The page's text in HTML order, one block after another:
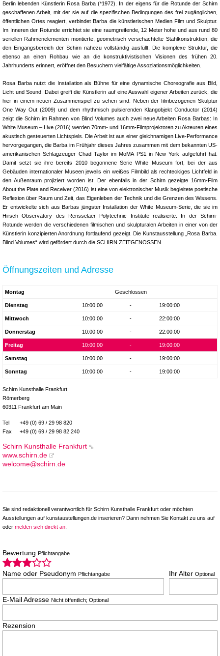
Berlin lebenden Künstlerin Rosa Barba (*1972). In der eigens für die Rotunde der Schirn
geschaffenen Arbeit, mit der sie auf die spezifischen Bedingungen des frei zugänglichen,
öffentlichen Ortes reagiert, verbindet Barba die künstlerischen Medien Film und Skulptur.
Im Inneren der Rotunde errichtet sie eine raumgreifende, 12 Meter hohe und aus rund 80
seriellen Rahmenelementen montierte, geometrisch verschachtelte Stahlkonstruktion, die
den Eingangsbereich der Schirn nahezu vollständig ausfüllt. Die komplexe Struktur, die
ebenso an einen Rohbau wie an die konstruktivistischen Visionen des frühen 20.
Jahrhunderts erinnert, eröffnet den Besuchern vielfältige Assoziationsmöglichkeiten.
Rosa Barba nutzt die Installation als Bühne für eine dynamische Choreografie aus Bild,
Licht und Sound. Dabei greift die Künstlerin auf eine Auswahl eigener Arbeiten zurück, die
hier in einem neuen Zusammenspiel zu sehen sind. Neben der filmbezogenen Skulptur
One Way Out (2009) und dem rhythmisch pulsierenden Klangobjekt Conductor (2014)
zeigt die Schirn im Rahmen von Blind Volumes auch zwei neue Arbeiten Rosa Barbas: In
White Museum – Live (2016) werden 70mm- und 16mm-Filmprojektoren zu Akteuren eines
akustisch gesteuerten Lichtspiels. Die Arbeit ist aus einer gleichnamigen Live-Performance
hervorgegangen, die Barba im Frühjahr dieses Jahres zusammen mit dem bekannten US-
amerikanischen Schlagzeuger Chad Taylor im MoMA PS1 in New York aufgeführt hat.
Damit setzt sie ihre bereits 2010 begonnene Serie White Museum fort, bei der aus
Gebäuden internationaler Museen jeweils ein weißes Filmbild als rechteckiges Lichtfeld in
den Außenraum projiziert worden ist. Der ebenfalls in der Schirn gezeigte 16mm-Film
About the Plate and Receiver (2016) ist eine von elektronischer Musik begleitete poetische
Reflexion über Raum und Zeit, das Eigenleben der Technik und die Grenzen des Wissens.
Er entwickelte sich aus Barbas jüngster Installation der White Museum-Serie, die sie im
Hirsch Observatory des Rensselaer Polytechnic Institute realisierte. In der Schirn-
Rotunde werden die verschiedenen filmischen und skulpturalen Arbeiten in einer von der
Künstlerin konzipierten Anordnung fortlaufend gezeigt. Die Kunstausstellung „Rosa Barba.
Blind Volumes“ wird gefördert durch die SCHIRN ZEITGENOSSEN.
Öffnungszeiten und Adresse
Montag Geschlossen
Dienstag 10:00:00 - 19:00:00
Mittwoch 10:00:00 - 22:00:00
Donnerstag 10:00:00 - 22:00:00
Freitag 10:00:00 - 19:00:00
Samstag 10:00:00 - 19:00:00
Sonntag 10:00:00 - 19:00:00
Schirn Kunsthalle Frankfurt
Römerberg
60311 Frankfurt am Main
Tel
+49 (0) 69 / 29 98 820
Fax
+49 (0) 69 / 29 98 82 240
Schirn Kunsthalle Frankfurt
www.schirn.de
welcome@schirn.de
Sie sind redaktionell verantwortlich für Schirn Kunsthalle Frankfurt oder möchten
Ausstellungen auf kunstaustellungen.de inserieren? Dann nehmen Sie Kontakt zu uns auf
oder melden sich direkt an
Bewertung Pflichtangabe
Name oder Pseudonym Pflichtangabe Ihr Alter Optional
E-Mail Adresse Nicht öffentlich; Optional
Rezension